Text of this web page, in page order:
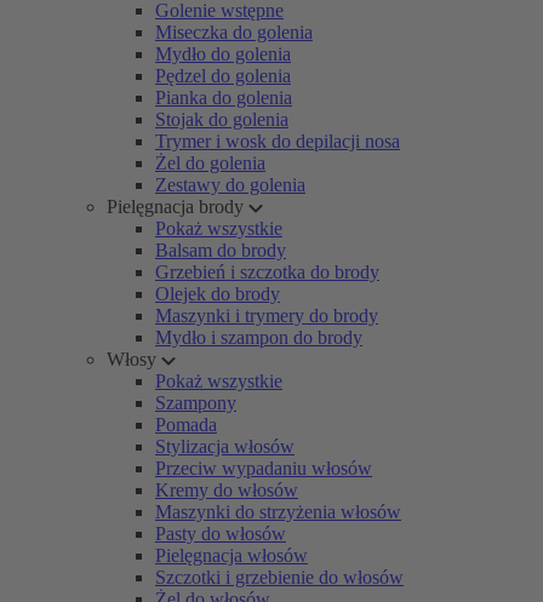
Golenie wstępne
Miseczka do golenia
Mydło do golenia
Pędzel do golenia
Pianka do golenia
Stojak do golenia
Trymer i wosk do depilacji nosa
Żel do golenia
Zestawy do golenia
Pielęgnacja brody
Pokaż wszystkie
Balsam do brody
Grzebień i szczotka do brody
Olejek do brody
Maszynki i trymery do brody
Mydło i szampon do brody
Włosy
Pokaż wszystkie
Szampony
Pomada
Stylizacja włosów
Przeciw wypadaniu włosów
Kremy do włosów
Maszynki do strzyżenia włosów
Pasty do włosów
Pielęgnacja włosów
Szczotki i grzebienie do włosów